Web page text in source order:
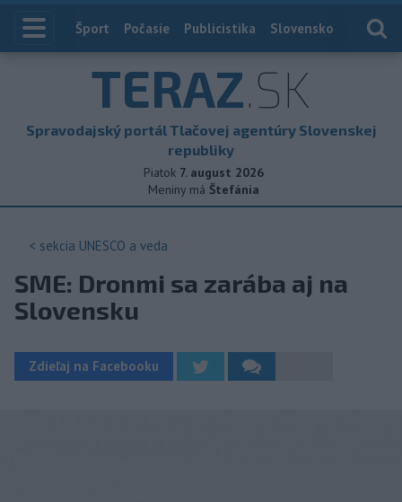
Index
Šport Počasie Publicistika Slovensko
TERAZ.SK
Spravodajský portál Tlačovej agentúry Slovenskej
republiky
Piatok 7. august 2026
Meniny má Štefánia
< sekcia UNESCO a veda
SME: Dronmi sa zarába aj na
Slovensku
Zdieľaj na Facebooku